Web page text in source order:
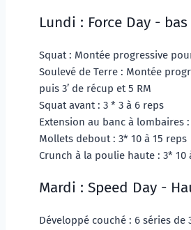
Lundi : Force Day -
Squat : Montée progressive
Soulevé de Terre : Montée
puis 3’ de récup et 5 RM
Squat avant : 3 * 3 à 6 reps
Extension au banc à lombaires
Mollets debout : 3* 10 à 15 reps
Crunch à la poulie haute : 3* 10
Mardi : Speed Day -
Développé couché : 6 séries de